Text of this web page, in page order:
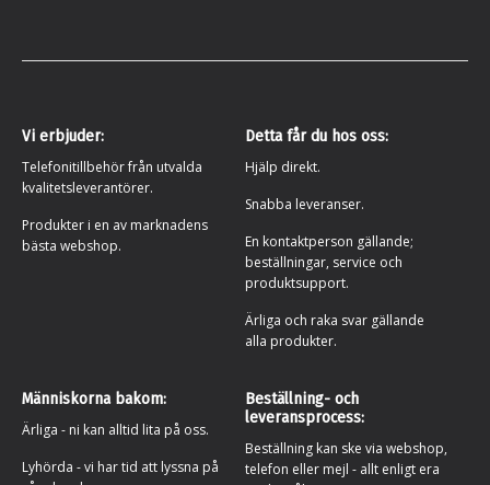
Vi erbjuder:
Telefonitillbehör från utvalda
kvalitetsleverantörer.
Produkter i en av marknadens
bästa webshop.
Detta får du hos oss:
Hjälp direkt.
Snabba leveranser.
En kontaktperson gällande;
beställningar, service och
produktsupport.
Ärliga och raka svar gällande
alla produkter.
Människorna bakom:
Ärliga - ni kan alltid lita på oss.
Lyhörda - vi har tid att lyssna på
Beställning- och
leveransprocess:
Beställning kan ske via webshop,
telefon eller mejl - allt enligt era